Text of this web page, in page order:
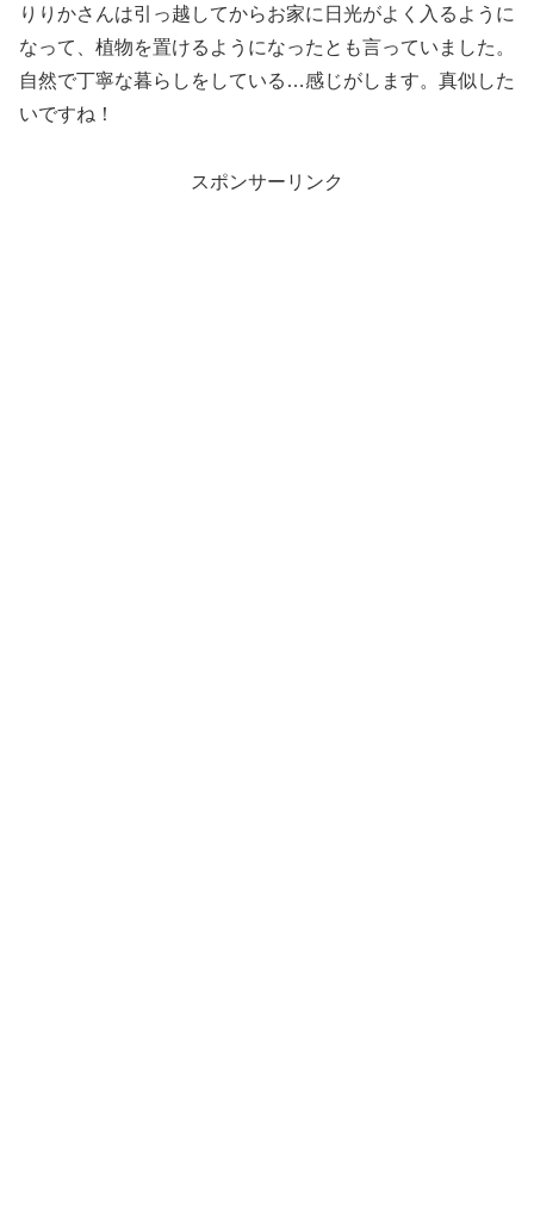
りりかさんは引っ越してからお家に日光がよく入るように
なって、植物を置けるようになったとも言っていました。
自然で丁寧な暮らしをしている…感じがします。真似した
いですね！
スポンサーリンク